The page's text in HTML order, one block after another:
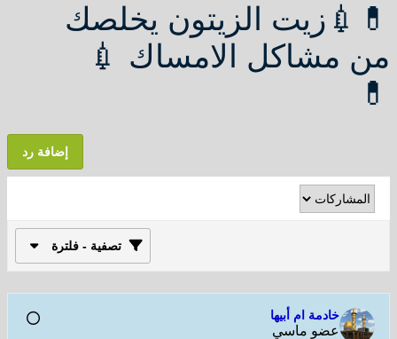
💊💉زيت الزيتون يخلصك
من مشاكل الامساك 💉
💊
إضافة رد
تصفية - فلترة
خادمة ام أبيها
عضو ماسي